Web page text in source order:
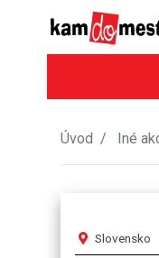
Úvod Iné
Slovensko